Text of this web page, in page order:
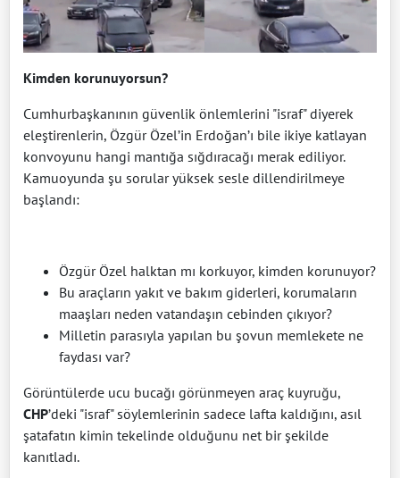
Kimden korunuyorsun?
Cumhurbaşkanının güvenlik önlemlerini "israf" diyerek
eleştirenlerin, Özgür Özel’in Erdoğan’ı bile ikiye katlayan
konvoyunu hangi mantığa sığdıracağı merak ediliyor.
Kamuoyunda şu sorular yüksek sesle dillendirilmeye
başlandı:
Özgür Özel halktan mı korkuyor, kimden korunuyor?
Bu araçların yakıt ve bakım giderleri, korumaların
maaşları neden vatandaşın cebinden çıkıyor?
Milletin parasıyla yapılan bu şovun memlekete ne
faydası var?
Görüntülerde ucu bucağı görünmeyen araç kuyruğu,
CHP’deki "israf" söylemlerinin sadece lafta kaldığını, asıl
şatafatın kimin tekelinde olduğunu net bir şekilde
kanıtladı.